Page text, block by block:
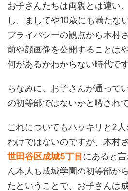
お子さんたちは両親とは違い
し、ましてや10歳にも満たな
プライバシーの観点から木村
前や顔画像を公開することは
何があるかわからない時代です
ちなみに、お子さんが通って
の初等部ではないかと噂されて
これについてもハッキリと2
わけではないのですが、木村
世田谷区成城5丁目 にあると
ん本人も成城学園の初等部か
たということで、お子さんは